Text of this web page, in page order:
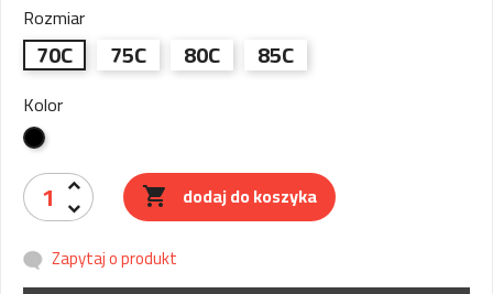
Rozmiar
70C 75C 80C 85C
Kolor
czarny
 dodaj do koszyka
Zapytaj o produkt